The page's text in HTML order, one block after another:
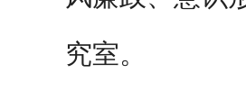
究室。